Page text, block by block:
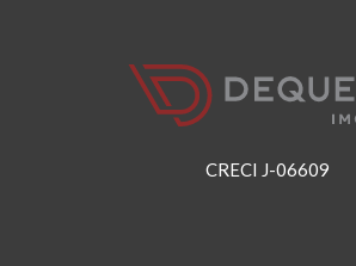
CRECI J-06609